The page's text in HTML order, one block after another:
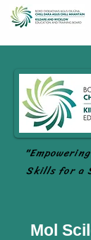
Skills for a
Mol